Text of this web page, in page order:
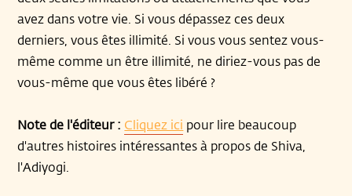
avez dans votre vie. Si vous dépassez ces deux
derniers, vous êtes illimité. Si vous vous sentez vous-
même comme un être illimité, ne diriez-vous pas de
vous-même que vous êtes libéré ?
Note de l'éditeur : Cliquez ici pour lire beaucoup
d'autres histoires intéressantes à propos de Shiva,
l'Adiyogi.